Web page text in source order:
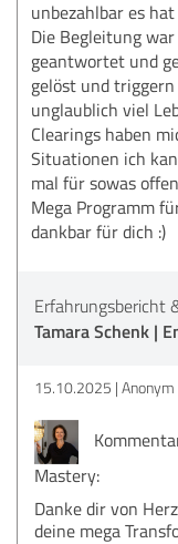
unbezahlbar es
Die Begleitung
geantwortet und
gelöst und
unglaublich viel
Clearings haben
Situationen ich
mal für sowas
Mega Programm
dankbar für dich :)
Erfahrungsbericht
Tamara Schenk |
15.10.2025 Anonym
Mastery:
Danke dir von
deine mega